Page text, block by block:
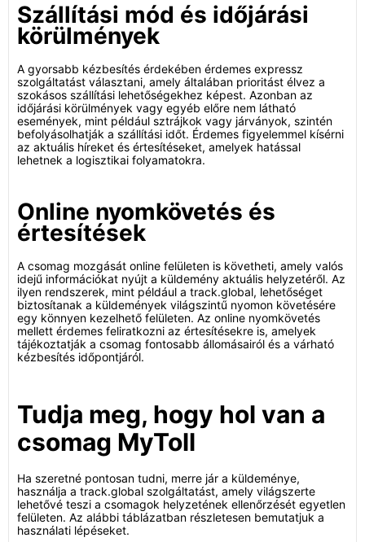
Szállítási mód és időjárási
körülmények
A gyorsabb kézbesítés érdekében érdemes expressz
szolgáltatást választani, amely általában prioritást élvez a
szokásos szállítási lehetőségekhez képest. Azonban az
időjárási körülmények vagy egyéb előre nem látható
események, mint például sztrájkok vagy járványok, szintén
befolyásolhatják a szállítási időt. Érdemes figyelemmel kísérni
az aktuális híreket és értesítéseket, amelyek hatással
lehetnek a logisztikai folyamatokra.
Online nyomkövetés és
értesítések
A csomag mozgását online felületen is követheti, amely valós
idejű információkat nyújt a küldemény aktuális helyzetéről. Az
ilyen rendszerek, mint például a track.global, lehetőséget
biztosítanak a küldemények világszintű nyomon követésére
egy könnyen kezelhető felületen. Az online nyomkövetés
mellett érdemes feliratkozni az értesítésekre is, amelyek
tájékoztatják a csomag fontosabb állomásairól és a várható
kézbesítés időpontjáról.
Tudja meg, hogy hol van a
csomag MyToll
Ha szeretné pontosan tudni, merre jár a küldeménye,
használja a track.global szolgáltatást, amely világszerte
lehetővé teszi a csomagok helyzetének ellenőrzését egyetlen
felületen. Az alábbi táblázatban részletesen bemutatjuk a
használati lépéseket.